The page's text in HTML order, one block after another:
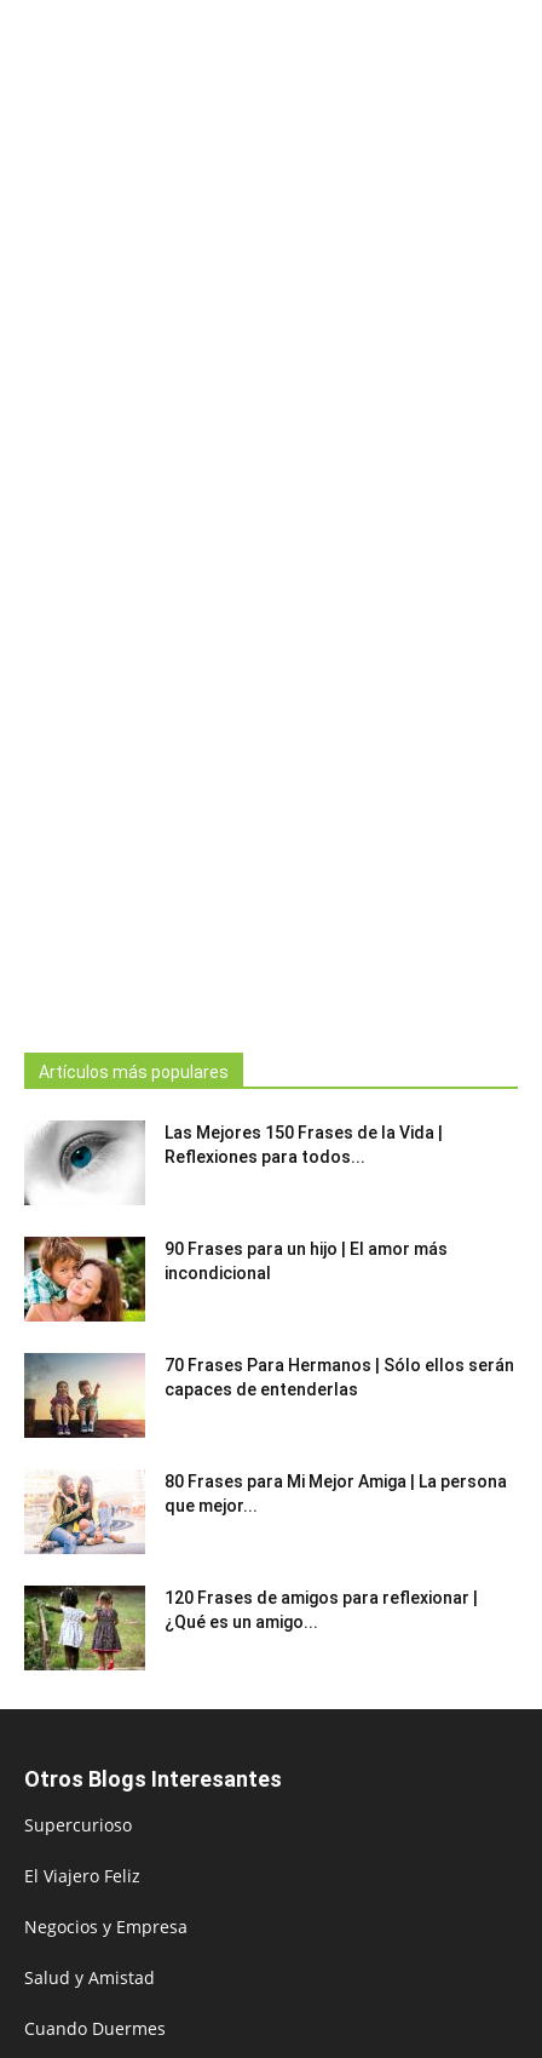
Artículos más populares
Las Mejores 150 Frases de la Vida |
Reflexiones para todos...
90 Frases para un hijo | El amor más
incondicional
70 Frases Para Hermanos | Sólo ellos serán
capaces de entenderlas
80 Frases para Mi Mejor Amiga | La persona
que mejor...
120 Frases de amigos para reflexionar |
¿Qué es un amigo...
Otros Blogs Interesantes
Supercurioso
El Viajero Feliz
Negocios y Empresa
Salud y Amistad
Cuando Duermes